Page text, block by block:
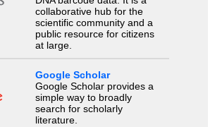
collaborative hub for the
scientific community and a
public resource for citizens
at large.
Google Scholar
Google Scholar provides a
simple way to broadly
search for scholarly
literature.